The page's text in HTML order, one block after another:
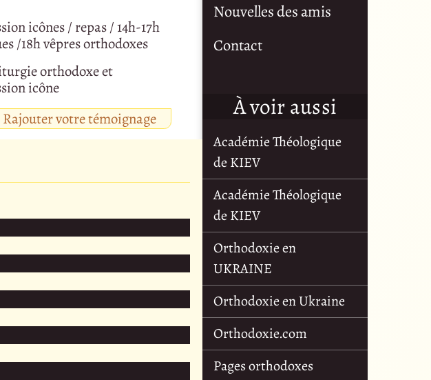
icônes / repas / 14h-17h
/18h vêpres orthodoxes
orthodoxe et
icône
Rajouter votre témoignage
Nouvelles des amis
Contact
À voir aussi
Académie Théologique
de KIEV
Académie Théologique
de KIEV
Orthodoxie en
UKRAINE
Orthodoxie en Ukraine
Orthodoxie.com
Pages orthodoxes